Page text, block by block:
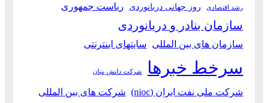
رشد اقتصادی روز جهانی دریانوردی ریاست جمهوری
سازمان بنادر و دریانوردی
سازمان های بین المللی سایتهای اینترنتی
سرخط خبرها شرکت دانش بنیان
شرکت ملی نفت ایران (nioc) شرکت های بین المللی